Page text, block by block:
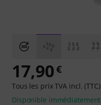
17,90€
Tous les prix TVA incl. (TTC)
Disponible immédiatement